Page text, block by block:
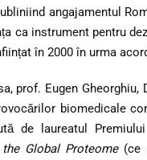
angajamentul
ca instrument pentru
în 2000 în urma
prof. Eugen
biomedicale
de laureatul
Global Proteome(ce